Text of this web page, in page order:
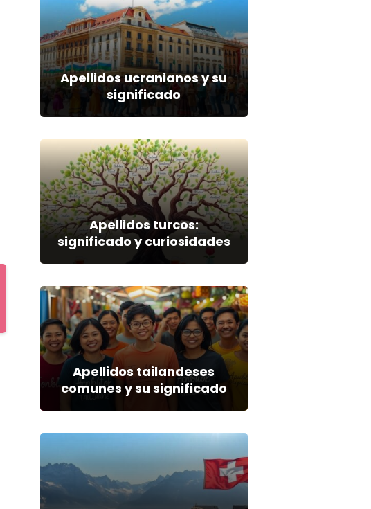
Apellidos ucranianos y su
significado
Apellidos turcos:
significado y curiosidades
Apellidos tailandeses
comunes y su significado